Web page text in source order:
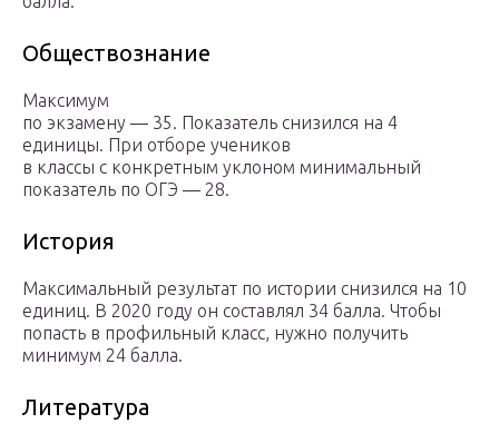
Обществознание
Максимум
по экзамену — 35. Показатель снизился на 4
единицы. При отборе учеников
в классы с конкретным уклоном минимальный
показатель по ОГЭ — 28.
История
Максимальный результат по истории снизился на 10
единиц. В 2020 году он составлял 34 балла. Чтобы
попасть в профильный класс, нужно получить
минимум 24 балла.
Литература